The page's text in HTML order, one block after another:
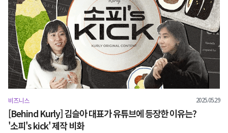
비즈니스 2025.05.29
[Behind Kurly] 김슬아 대표가 유튜브에 등장한 이유는?
'소피's kick' 제작 비화